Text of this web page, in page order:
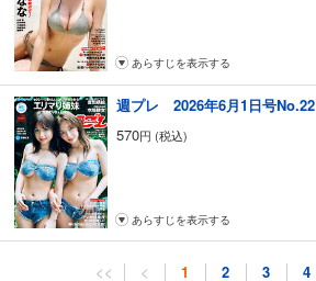
あらすじを表示する
週プレ 2026年6月1日号No.22
570円 (税込)
あらすじを表示する
週プレ 2026年5月25日号No.21
<< < 1 2 3 4